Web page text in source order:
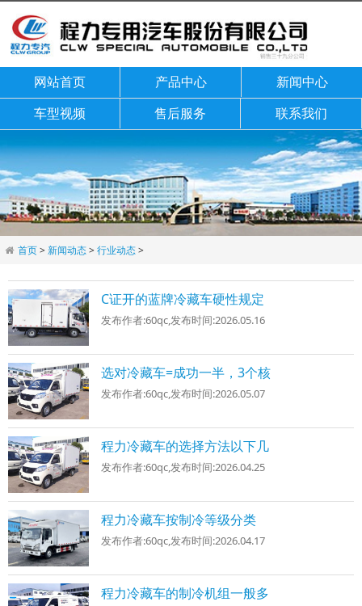
网站首页 产品中心
新闻中心
车型视频
售后服务 联系我们
首页>新闻动态>行业动态>
C证开的蓝牌冷藏车硬性规定
发布作者:60qc,发布时间:2026.05.16
选对冷藏车=成功一半，3个核
发布作者:60qc,发布时间:2026.05.07
程力冷藏车的选择方法以下几
发布作者:60qc,发布时间:2026.04.25
程力冷藏车按制冷等级分类
发布作者:60qc,发布时间:2026.04.17
程力冷藏车的制冷机组一般多